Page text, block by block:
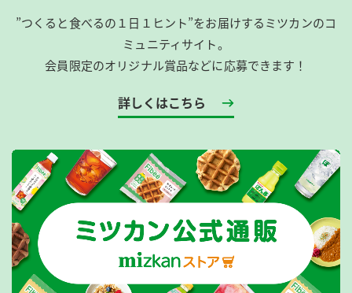
”つくると食べるの１日１ヒント”をお届けするミツカンのコ
ミュニティサイト。
会員限定のオリジナル賞品などに応募できます！
詳しくはこちら